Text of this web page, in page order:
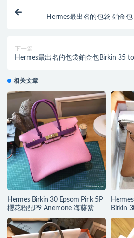
Hermes最出名的包袋 鉑金包
下一篇
Hermes最出名的包袋鉑金包Birkin 35
相关文章
Hermes Birkin 30 Epsom Pink 5P
櫻花粉配P9 Anemone 海葵紫
Birkin
色